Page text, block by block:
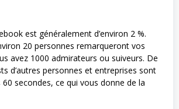
est généralement d’environ 2 %.
20 personnes remarqueront vos
avez 1000 admirateurs ou suiveurs. De
d’autres personnes et entreprises sont
secondes, ce qui vous donne de la